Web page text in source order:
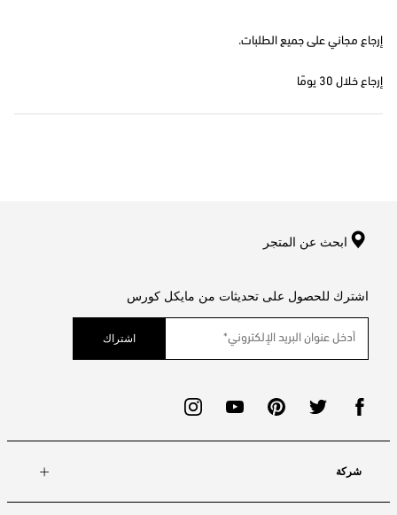
إرجاع مجاني على جميع الطلبات.
إرجاع خلال 30 يومًا
ابحث عن المتجر
اشترك للحصول على تحديثات من مايكل كورس
اشتراك
شركة